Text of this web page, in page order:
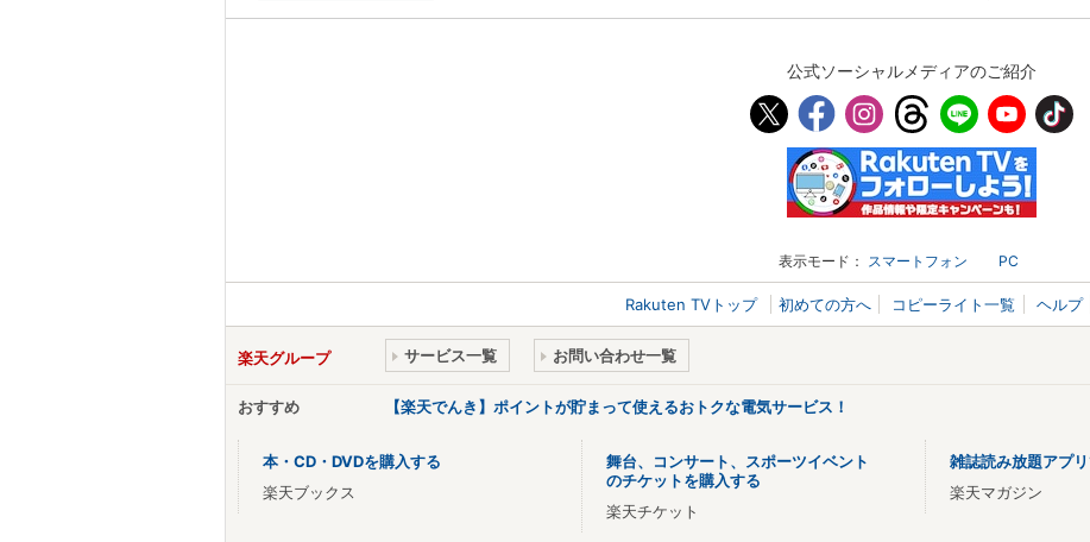
公式ソーシャルメディアのご紹介
表示モード： スマートフォン PC
Rakuten TVトップ 初めての方へ コピーライト一覧 ヘルプ
楽天グループ サービス一覧 お問い合わせ一覧
おすすめ 【楽天でんき】ポイントが貯まって使えるおトクな電気サービス！
本・CD・DVDを購入する
楽天ブックス
舞台、コンサート、スポーツイベント
のチケットを購入する
楽天チケット
雑誌読み放題アプ
楽天マガジン